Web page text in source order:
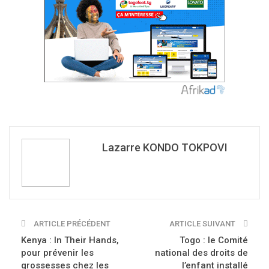
Lazarre KONDO TOKPOVI
ARTICLE PRÉCÉDENT
Kenya : In Their Hands,
pour prévenir les
grossesses chez les
ARTICLE SUIVANT
Togo : le Comité
national des droits de
l’enfant installé